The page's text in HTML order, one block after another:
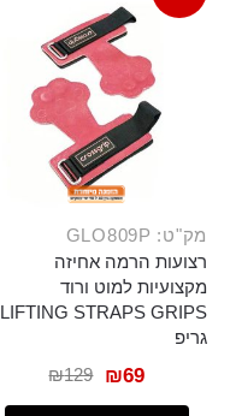
מק"ט: GLO809P
רצועות הרמה אחיזה
מקצועיות למוט ורוד
LIFTING STRAPS GRIPS
גריפ
₪129 ₪69